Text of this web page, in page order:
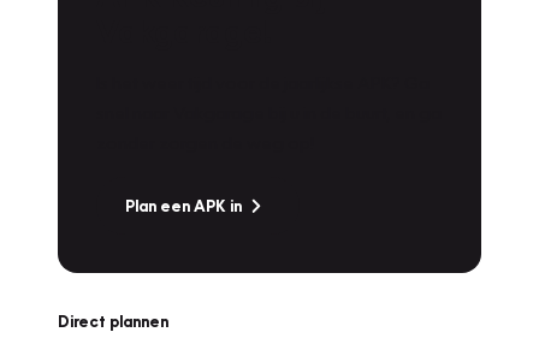
Plan een APK in
Direct plannen